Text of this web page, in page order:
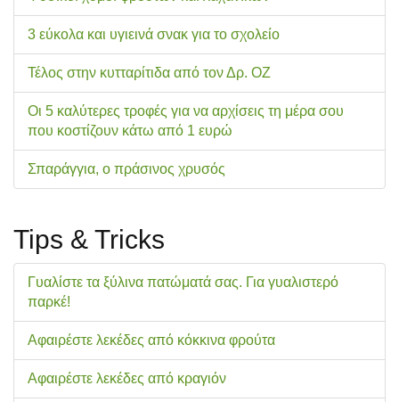
3 εύκολα και υγιεινά σνακ για το σχολείo
Τέλος στην κυτταρίτιδα από τον Δρ. ΟΖ
Οι 5 καλύτερες τροφές για να αρχίσεις τη μέρα σου
που κοστίζουν κάτω από 1 ευρώ
Σπαράγγια, ο πράσινος χρυσός
Tips & Tricks
Γυαλίστε τα ξύλινα πατώματά σας. Για γυαλιστερό
παρκέ!
Αφαιρέστε λεκέδες από κόκκινα φρούτα
Αφαιρέστε λεκέδες από κραγιόν